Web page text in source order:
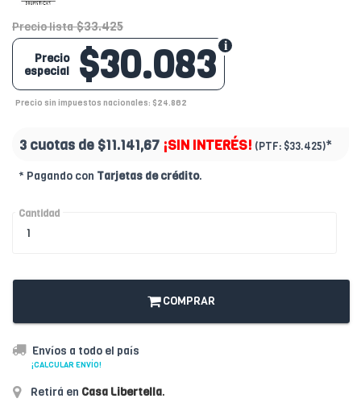
Precio lista $33.425
$30.083
Precio
especial
Precio sin impuestos nacionales: $24.862
3 cuotas de $11.141,67 ¡SIN INTERÉS! (PTF: $33.425)*
* Pagando con Tarjetas de crédito.
Cantidad
COMPRAR
Envíos a todo el país
¡CALCULAR ENVÍO!
Retirá en Casa Libertella.